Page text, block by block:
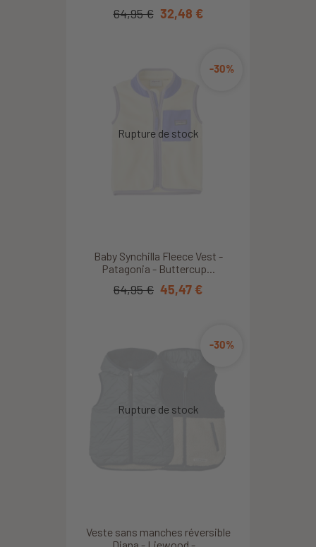
64,95 € 32,48 €
Baby Synchilla Fleece Vest -
Patagonia - Buttercup...
-30%
64,95 € 45,47 €
Veste sans manches réversible
-30%